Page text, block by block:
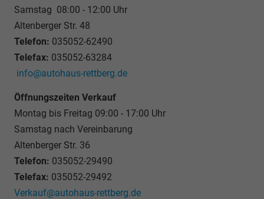
Samstag 08:00 - 12:00 Uhr
Altenberger Str. 48
Telefon: 035052-62490
Telefax: 035052-63284
info@autohaus-rettberg.de
Öffnungszeiten Verkauf
Montag bis Freitag 09:00 - 17:00 Uhr
Samstag nach Vereinbarung
Altenberger Str. 36
Telefon: 035052-29490
Telefax: 035052-29492
Verkauf@autohaus-rettberg.de